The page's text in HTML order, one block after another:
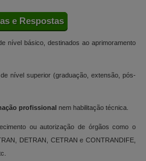
e Respostas
nível básico, destinados ao aprimoramento
nível superior (graduação, extensão, pós-
profissional nem habilitação técnica.
ou autorização de órgãos como o
DETRAN, CETRAN e CONTRANDIFE,